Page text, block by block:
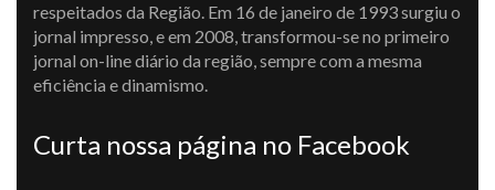
respeitados da Região. Em 16 de janeiro de 1993 surgiu o
jornal impresso, e em 2008, transformou-se no primeiro
jornal on-line diário da região, sempre com a mesma
eficiência e dinamismo.
Curta nossa página no Facebook